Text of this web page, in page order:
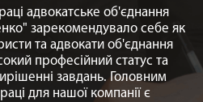
адвокатське об'єднання
зарекомендувало себе як
та адвокати об'єднання
професійний статус та
завдань. Головним
для нашої компанії є